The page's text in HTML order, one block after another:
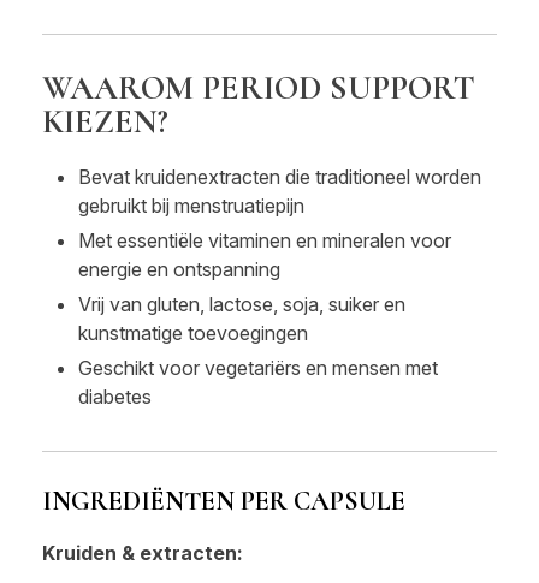
WAAROM PERIOD SUPPORT
KIEZEN?
Bevat kruidenextracten die traditioneel worden
gebruikt bij menstruatiepijn
Met essentiële vitaminen en mineralen voor
energie en ontspanning
Vrij van gluten, lactose, soja, suiker en
kunstmatige toevoegingen
Geschikt voor vegetariërs en mensen met
diabetes
INGREDIËNTEN PER CAPSULE
Kruiden & extracten: